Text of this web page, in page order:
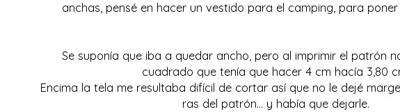
anchas, pensé en hacer un vestido para el camping, para poner
Se suponía que iba a quedar ancho, pero al imprimir el patrón
cuadrado que tenía que hacer 4 cm hacía 3,80
Encima la tela me resultaba difícil de cortar así que no le dejé
ras del patrón... y había que dejarle.